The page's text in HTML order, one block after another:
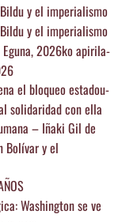
y el imperialismo
y el imperialismo
2026ko api­ri­la­
el blo­queo esta­dou­
soli­da­ri­dad con ella
– Iña­ki Gil de
Bolí­var y el
Washing­ton se ve